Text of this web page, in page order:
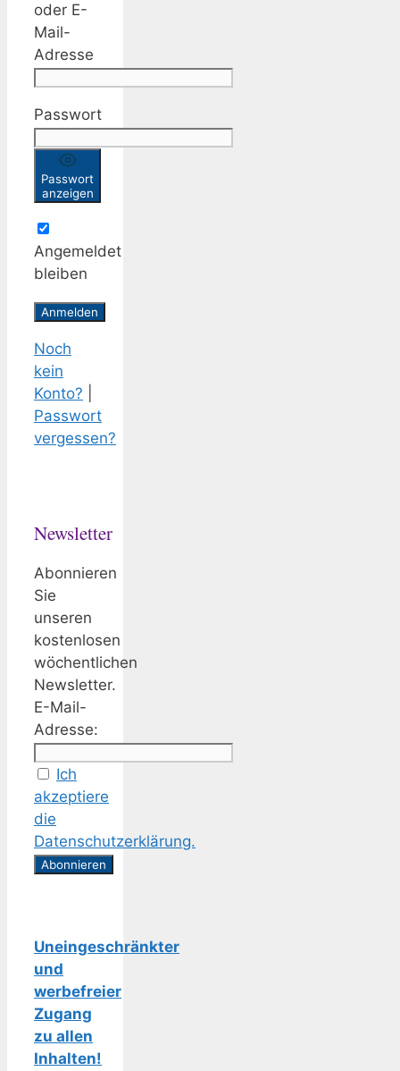
oder E-
Mail-
Adresse
Passwort
Passwort
anzeigen
Angemeldet
bleiben
Noch
kein
Konto?
Passwort
vergessen?
Newsletter
Abonnieren
Sie
unseren
kostenlosen
wöchentlichen
Newsletter.
E-Mail-
Adresse:
Ich
akzeptiere
die
Datenschutzerklärung.
Uneingeschränkter
und
werbefreier
Zugang
zu allen
Inhalten!